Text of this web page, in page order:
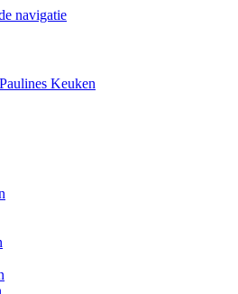
navigatie
Keuken